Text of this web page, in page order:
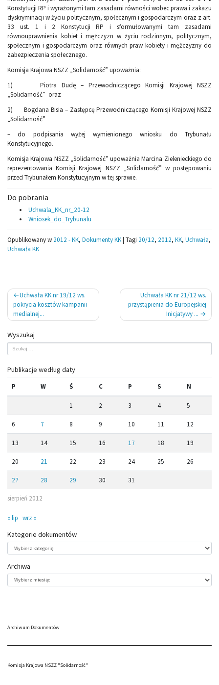
Konstytucji RP i wyrażonymi tam zasadami równości wobec prawa i zakazu
dyskryminacji w życiu politycznym, społecznym i gospodarczym oraz z art.
33 ust. 1 i 2 Konstytucji RP i sformułowanymi tam zasadami
równouprawnienia kobiet i mężczyzn w życiu rodzinnym, politycznym,
społecznym i gospodarczym oraz równych praw kobiety i mężczyzny do
zabezpieczenia społecznego.
Komisja Krajowa NSZZ „Solidarność” upoważnia:
1) Piotra Dudę – Przewodniczącego Komisji Krajowej NSZZ
„Solidarność” oraz
2) Bogdana Bisia – Zastępcę Przewodniczącego Komisji Krajowej NSZZ
„Solidarność”
– do podpisania wyżej wymienionego wniosku do Trybunału
Konstytucyjnego.
Komisja Krajowa NSZZ „Solidarność” upoważnia Marcina Zielenieckiego do
reprezentowania Komisji Krajowej NSZZ „Solidarność” w postępowaniu
przed Trybunałem Konstytucyjnym w tej sprawie.
Do pobrania
Uchwala_KK_nr_20-12
Wniosek_do_Trybunalu
Opublikowany w 2012 - KK, Dokumenty KK| Tagi 20/12, 2012, KK, Uchwała,
Uchwała KK
Nawigacja
wpisu
Uchwała KK nr 19/12 ws.
pokrycia kosztów kampanii
medialnej...
Uchwała KK nr 21/12 ws.
przystąpienia do Europejskiej
Inicjatywy ...
Wyszukaj
Publikacje według daty
sierpień 2012
P W Ś C P S N
1 2 3 4 5
6 7 8 9 10 11 12
13 14 15 16 17 18 19
20 21 22 23 24 25 26
27 28 29 30 31
« lip wrz »
Kategorie dokumentów
dokumentów
Archiwa
Archiwa
Archiwum Dokumentów
Komisja Krajowa NSZZ "Solidarność"